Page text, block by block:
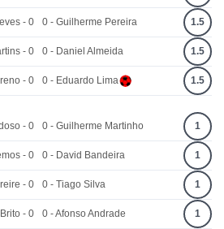
- 0
- 0
- 0
0 - Guilherme Pereira 1.5
0 - Daniel Almeida 1.5
0 - Eduardo Lima 1.5
- 0
- 0
- 0
- 0
0 - Guilherme Martinho 1
0 - David Bandeira 1
0 - Tiago Silva 1
0 - Afonso Andrade 1